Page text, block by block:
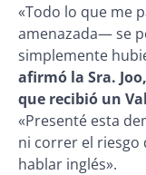
«Todo lo que me
amenazada— se
simplemente
afirmó la Sra.
que recibió un
«Presenté esta
ni correr el riesgo
hablar inglés».